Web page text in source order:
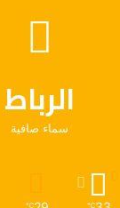
الرباط
سماء صافية
℃
℃